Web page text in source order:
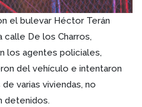
el bulevar Héctor Terán
calle De los Charros,
los agentes policiales,
del vehículo e intentaron
varias viviendas, no
detenidos.